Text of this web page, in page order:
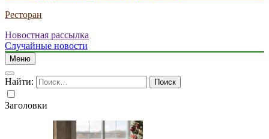
Ресторан
Новостная рассылка
Случайные новости
Меню
Найти:
Заголовки